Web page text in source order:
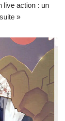
live action : un
»